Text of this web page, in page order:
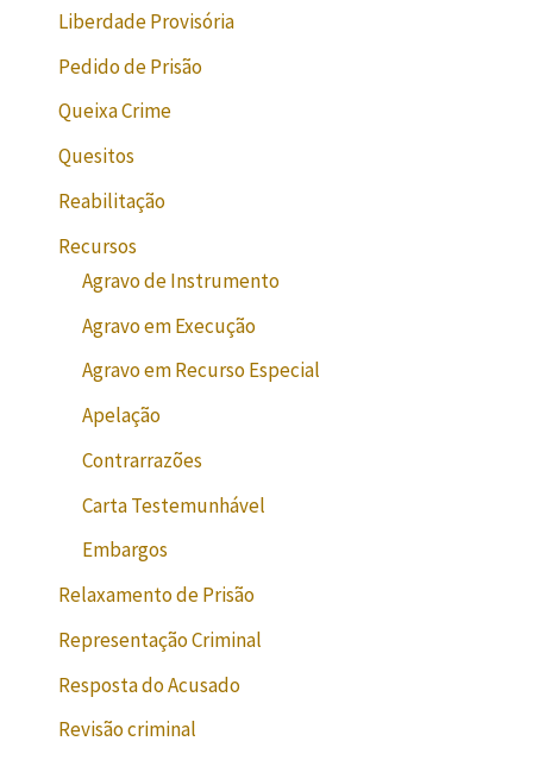
Liberdade Provisória
Pedido de Prisão
Queixa Crime
Quesitos
Reabilitação
Recursos
Agravo de Instrumento
Agravo em Execução
Agravo em Recurso Especial
Apelação
Contrarrazões
Carta Testemunhável
Embargos
Relaxamento de Prisão
Representação Criminal
Resposta do Acusado
Revisão criminal